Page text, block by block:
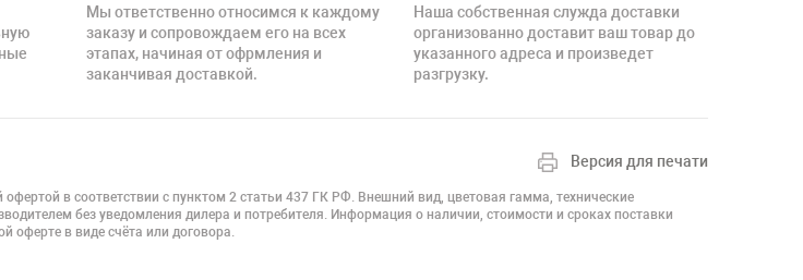
Мы ответственно относимся к каждому
заказу и сопровождаем его на всех
этапах, начиная от офрмления и
заканчивая доставкой.
Наша собственная служда доставки
организованно доставит ваш товар до
указанного адреса и произведет
разгрузку.
Версия для печати
в соответствии с пунктом 2 статьи 437 ГК РФ. Внешний вид, цветовая гамма, технические
без уведомления дилера и потребителя. Информация о наличии, стоимости и сроках поставки
оферте в виде счёта или договора.